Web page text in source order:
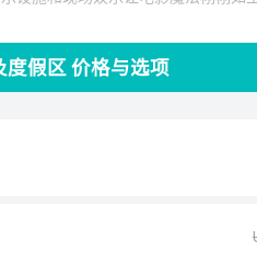
史，球迷可通过互动展览、游戏
是一处 免费入场 的主题零售和餐
假区 价格与选项